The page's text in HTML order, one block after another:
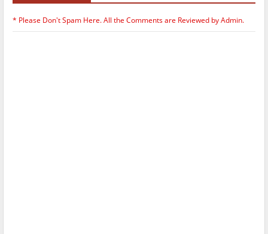
* Please Don't Spam Here. All the Comments are Reviewed by Admin.